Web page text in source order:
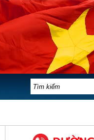
BIỂU MẪU TÌM KIẾM